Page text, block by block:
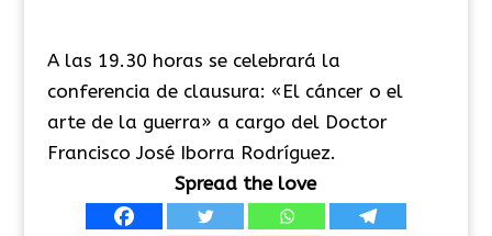
A las 19.30 horas se celebrará la
conferencia de clausura: «El cáncer o el
arte de la guerra» a cargo del Doctor
Francisco José Iborra Rodríguez.
Spread the love